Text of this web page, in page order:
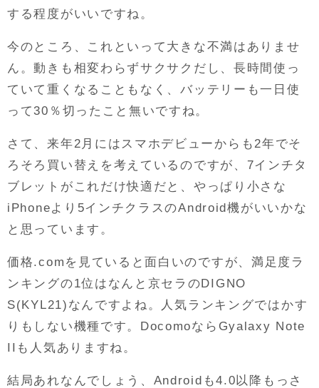
する程度がいいですね。
今のところ、これといって大きな不満はありませ
ん。動きも相変わらずサクサクだし、長時間使っ
ていて重くなることもなく、バッテリーも一日使
って30％切ったこと無いですね。
さて、来年2月にはスマホデビューからも2年でそ
ろそろ買い替えを考えているのですが、7インチタ
ブレットがこれだけ快適だと、やっぱり小さな
iPhoneより5インチクラスのAndroid機がいいかな
と思っています。
価格.comを見ていると面白いのですが、満足度ラ
ンキングの1位はなんと京セラのDIGNO
S(KYL21)なんですよね。人気ランキングではかす
りもしない機種です。DocomoならGyalaxy Note
IIも人気ありますね。
結局あれなんでしょう、Androidも4.0以降もっさ